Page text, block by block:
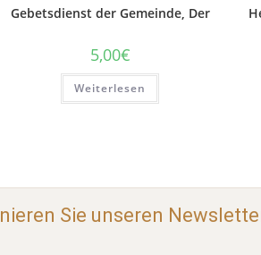
Gebetsdienst der Gemeinde, Der
5,00€
Weiterlesen
Sie unseren